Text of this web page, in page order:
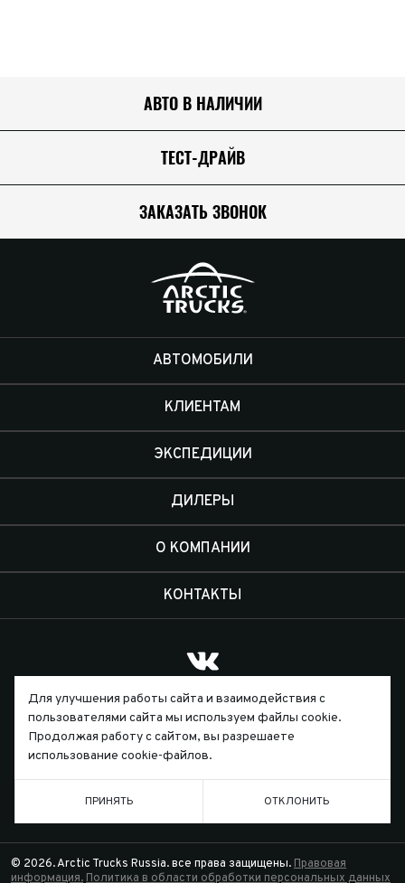
АВТО В НАЛИЧИИ
ТЕСТ-ДРАЙВ
ЗАКАЗАТЬ ЗВОНОК
АВТОМОБИЛИ
КЛИЕНТАМ
ЭКСПЕДИЦИИ
ДИЛЕРЫ
О КОМПАНИИ
КОНТАКТЫ
Письмо директору
7 (391) 229-55-44
© 2026. Arctic Trucks Russia. все права защищены. Правовая
информация. Политика в области обработки персональных данных
Для улучшения работы сайта и взаимодействия с
пользователями сайта мы используем файлы cookie.
Продолжая работу с сайтом, вы разрешаете
использование cookie-файлов.
ПРИНЯТЬ ОТКЛОНИТЬ